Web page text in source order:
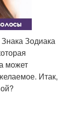
Зодиака
может
Итак,